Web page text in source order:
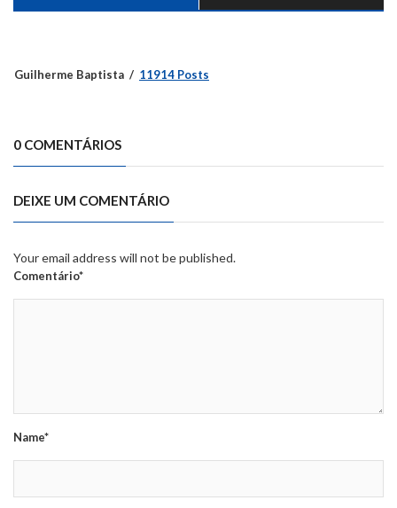
Guilherme Baptista 11914 Posts
0 COMENTÁRIOS
DEIXE UM COMENTÁRIO
Your email address will not be published.
Comentário*
Name*